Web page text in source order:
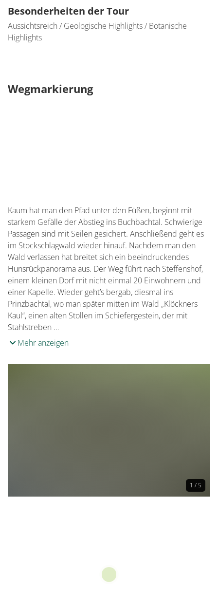
Besonderheiten der Tour
Aussichtsreich / Geologische Highlights / Botanische
Highlights
Wegmarkierung
Kaum hat man den Pfad unter den Füßen, beginnt mit
starkem Gefälle der Abstieg ins Buchbachtal. Schwierige
Passagen sind mit Seilen gesichert. Anschließend geht es
im Stockschlagwald wieder hinauf. Nachdem man den
Wald verlassen hat breitet sich ein beeindruckendes
Hunsrückpanorama aus. Der Weg führt nach Steffenshof,
einem kleinen Dorf mit nicht einmal 20 Einwohnern und
einer Kapelle. Wieder geht’s bergab, diesmal ins
Prinzbachtal, wo man später mitten im Wald „Klöckners
Kaul“, einen alten Stollen im Schiefergestein, der mit
Stahlstreben …
Mehr anzeigen
1 / 5